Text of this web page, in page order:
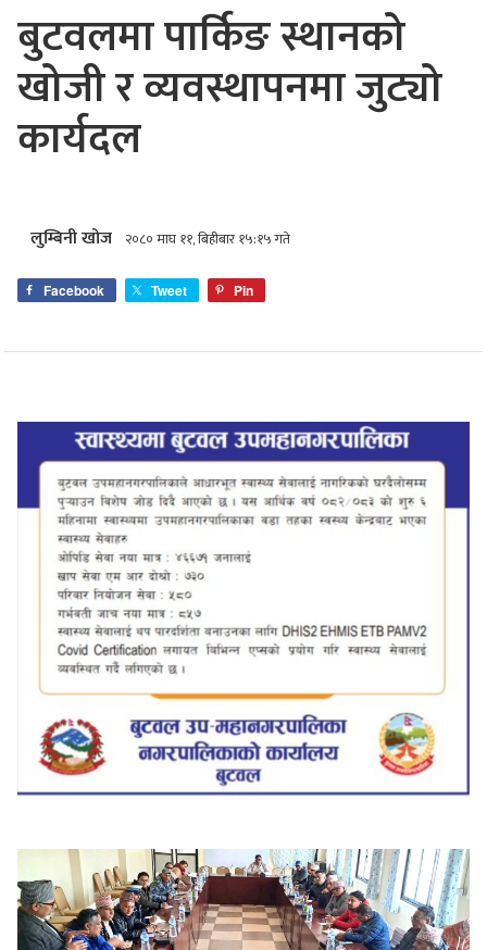
बुटवलमा पार्किङ स्थानको
खोजी र व्यवस्थापनमा जुट्यो
कार्यदल
लुम्बिनी खोज २०८० माघ ११, बिहीबार १५:१५ गते
Facebook Tweet Pin